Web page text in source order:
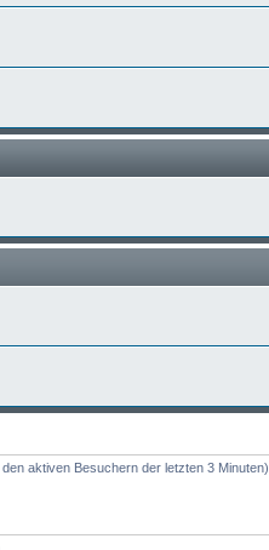
aktiven Besuchern der letzten 3 Minuten)